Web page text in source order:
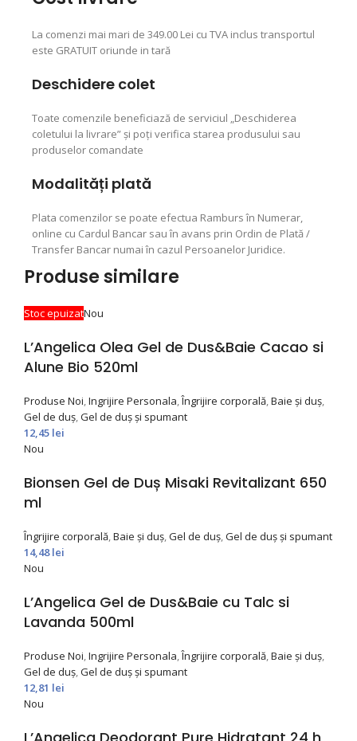
La comenzi mai mari de 349.00 Lei cu TVA inclus transportul
este GRATUIT oriunde in tară
Deschidere colet
Toate comenzile beneficiază de serviciul „Deschiderea
coletului la livrare” şi poţi verifica starea produsului sau
produselor comandate
Modalități plată
Plata comenzilor se poate efectua Ramburs în Numerar,
online cu Cardul Bancar sau în avans prin Ordin de Plată /
Transfer Bancar numai în cazul Persoanelor Juridice.
Produse similare
Stoc epuizatNou
L’Angelica Olea Gel de Dus&Baie Cacao si
Alune Bio 520ml
Produse Noi,Ingrijire Personala,Îngrijire corporală,Baie și duș,
Gel de duș,Gel de duș și spumant
12,45 lei
Nou
Bionsen Gel de Duș Misaki Revitalizant 650
ml
Îngrijire corporală,Baie și duș,Gel de duș,Gel de duș și spumant
14,48lei
Nou
L’Angelica Gel de Dus&Baie cu Talc si
Lavanda 500ml
Produse Noi,Ingrijire Personala,Îngrijire corporală,Baie și duș,
Gel de duș,Gel de duș și spumant
12,81 lei
Nou